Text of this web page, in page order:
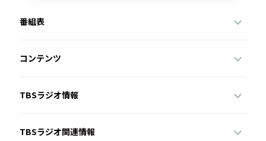
番組表
コンテンツ
TBSラジオ情報
TBSラジオ関連情報